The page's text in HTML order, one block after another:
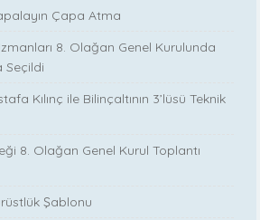
Çapa Atma
8. Olağan Genel Kurulunda
Seçildi
Kılınç ile Bilinçaltının 3’lüsü Teknik
8. Olağan Genel Kurul Toplantı
Şablonu